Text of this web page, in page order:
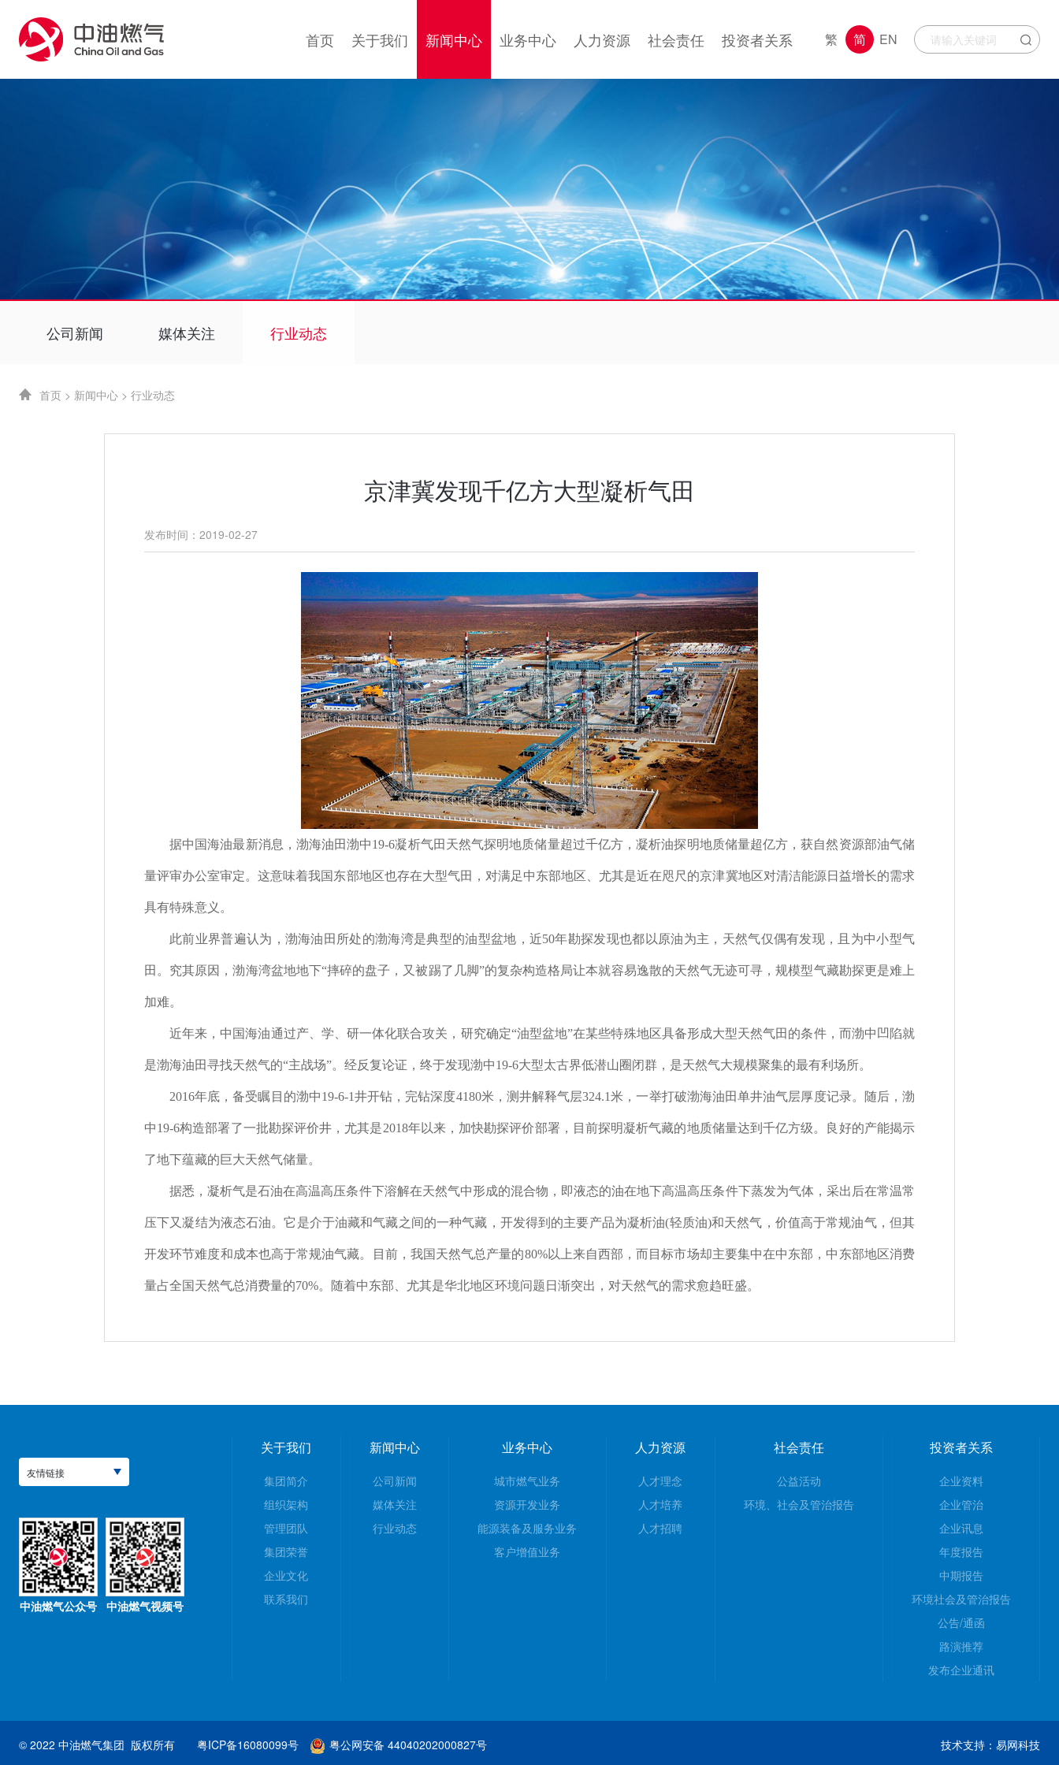
繁 简 EN
首页 关于我们 新闻中心 业务中心 人力资源 社会责任 投资者关系
公司新闻 媒体关注 行业动态
首页 > 新闻中心 > 行业动态
京津冀发现千亿方大型凝析气田
发布时间：2019-02-27
据中国海油最新消息，渤海油田渤中19-6凝析气田天然气探明地质储量超过千亿方，凝析油探明地质储量超亿方，获自然资源部油气储
量评审办公室审定。这意味着我国东部地区也存在大型气田，对满足中东部地区、尤其是近在咫尺的京津冀地区对清洁能源日益增长的需求
具有特殊意义。
此前业界普遍认为，渤海油田所处的渤海湾是典型的油型盆地，近50年勘探发现也都以原油为主，天然气仅偶有发现，且为中小型气
田。究其原因，渤海湾盆地地下“摔碎的盘子，又被踢了几脚”的复杂构造格局让本就容易逸散的天然气无迹可寻，规模型气藏勘探更是难上
加难。
近年来，中国海油通过产、学、研一体化联合攻关，研究确定“油型盆地”在某些特殊地区具备形成大型天然气田的条件，而渤中凹陷就
是渤海油田寻找天然气的“主战场”。经反复论证，终于发现渤中19-6大型太古界低潜山圈闭群，是天然气大规模聚集的最有利场所。
2016年底，备受瞩目的渤中19-6-1井开钻，完钻深度4180米，测井解释气层324.1米，一举打破渤海油田单井油气层厚度记录。随后，渤
中19-6构造部署了一批勘探评价井，尤其是2018年以来，加快勘探评价部署，目前探明凝析气藏的地质储量达到千亿方级。良好的产能揭示
了地下蕴藏的巨大天然气储量。
据悉，凝析气是石油在高温高压条件下溶解在天然气中形成的混合物，即液态的油在地下高温高压条件下蒸发为气体，采出后在常温常
压下又凝结为液态石油。它是介于油藏和气藏之间的一种气藏，开发得到的主要产品为凝析油(轻质油)和天然气，价值高于常规油气，但其
开发环节难度和成本也高于常规油气藏。目前，我国天然气总产量的80%以上来自西部，而目标市场却主要集中在中东部，中东部地区消费
量占全国天然气总消费量的70%。随着中东部、尤其是华北地区环境问题日渐突出，对天然气的需求愈趋旺盛。
友情链接
中油燃气公众号 中油燃气视频号
关于我们
集团简介
组织架构
管理团队
集团荣誉
企业文化
联系我们
新闻中心
公司新闻
媒体关注
行业动态
业务中心
城市燃气业务
资源开发业务
能源装备及服务业务
客户增值业务
人力资源
人才理念
人才培养
人才招聘
社会责任
公益活动
环境、社会及管治报告
投资者关系
企业资料
企业管治
企业讯息
年度报告
中期报告
环境社会及管治报告
公告/通函
路演推荐
发布企业通讯
© 2022 中油燃气集团 版权所有 粤ICP备16080099号 粤公网安备 44040202000827号 技术支持： 易网科技